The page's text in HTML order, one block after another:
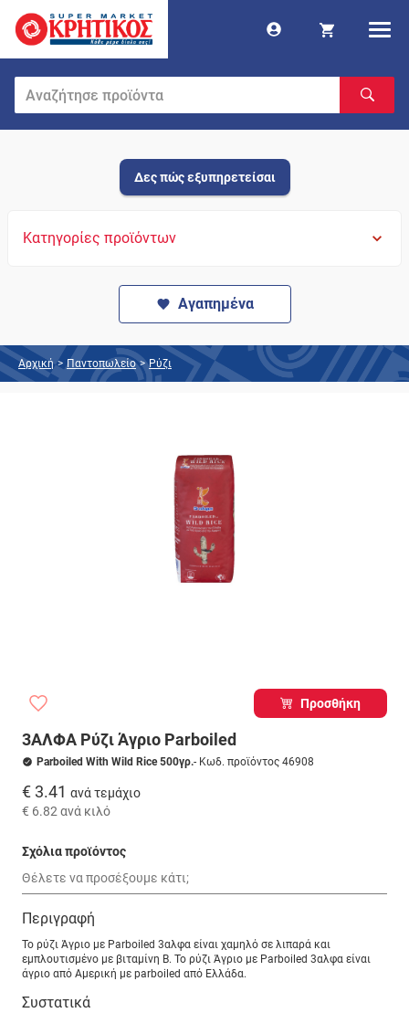
Δες πώς εξυπηρετείσαι
Κατηγορίες προϊόντων
Αγαπημένα
Αρχική > Παντοπωλείο > Ρύζι
Προσθήκη
3ΑΛΦΑ Ρύζι Άγριο Parboiled
Parboiled With Wild Rice 500γρ.- Κωδ. προϊόντος 46908
€ 3.41 ανά τεμάχιο
€ 6.82 ανά κιλό
Σχόλια προϊόντος
Περιγραφή
Το ρύζι Άγριο με Parboiled 3αλφα είναι χαμηλό σε λιπαρά και
εμπλουτισμένο με βιταμίνη Β. Το ρύζι Άγριο με Parboiled 3αλφα είναι
άγριο από Αμερική με parboiled από Ελλάδα.
Συστατικά